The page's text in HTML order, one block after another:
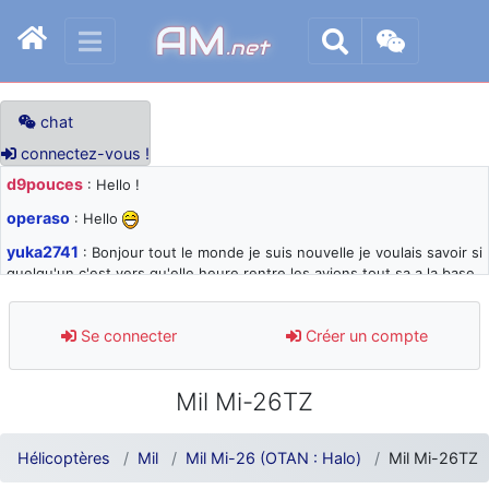
AM.net
chat
connectez-vous !
d9pouces : Hello !
operaso : Hello
yuka2741 : Bonjour tout le monde je suis nouvelle je voulais savoir si
quelqu'un c'est vers qu'elle heure rentre les avions tout sa a la base
d9pouces: désolé pour les quelques blocages du site ces derniers
jours : je teste des méthodes contre le spam et les bots trop nocifs
: Super, la nouvelle bannière
d9pouces: je suis un avion@,._,+ > lesquels ? je ne suis pas sûr de
comprendre
Se connecter Créer un compte
Mil Mi-26TZ
Hélicoptères Mil Mil Mi-26 (OTAN : Halo) Mil Mi-26TZ